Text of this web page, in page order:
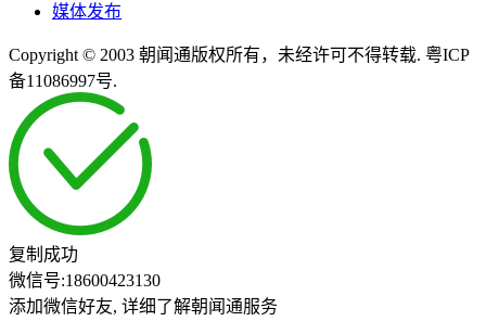
媒体发布
Copyright © 2003 朝闻通版权所有，未经许可不得转载. 粤ICP
备11086997号.
复制成功
微信号:18600423130
添加微信好友, 详细了解朝闻通服务